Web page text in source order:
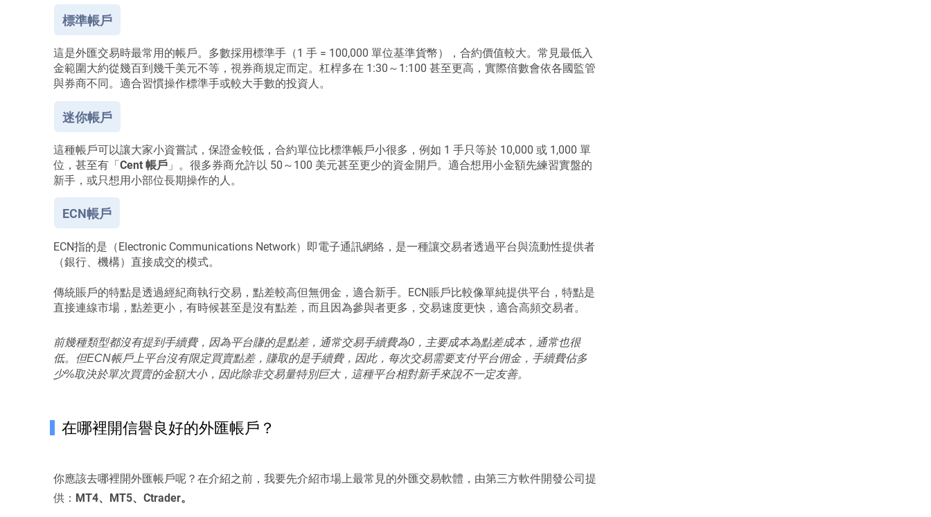
標準帳戶
這是外匯交易時最常用的帳戶。多數採用標準手（1 手 = 100,000 單位基準貨幣），合約價值較大。常見最低入
金範圍大約從幾百到幾千美元不等，視券商規定而定。杠桿多在 1:30～1:100 甚至更高，實際倍數會依各國監管
與券商不同。適合習慣操作標準手或較大手數的投資人。
迷你帳戶
這種帳戶可以讓大家小資嘗試，保證金較低，合約單位比標準帳戶小很多，例如 1 手只等於 10,000 或 1,000 單
位，甚至有「Cent 帳戶 」。很多券商允許以 50～100 美元甚至更少的資金開戶。適合想用小金額先練習實盤的
新手，或只想用小部位長期操作的人。
ECN帳戶
ECN指的是（Electronic Communications Network）即電子通訊網絡，是一種讓交易者透過平台與流動性提供者
（銀行、機構）直接成交的模式。
傳統賬戶的特點是透過經紀商執行交易，點差較高但無佣金，適合新手。ECN賬戶比較像單純提供平台，特點是
直接連線市場，點差更小，有時候甚至是沒有點差，而且因為參與者更多，交易速度更快，適合高頻交易者。
前幾種類型都沒有提到手續費，因為平台賺的是點差，通常交易手續費為0，主要成本為點差成本，通常也很
低。但ECN帳戶上平台沒有限定買賣點差，賺取的是手續費，因此，每次交易需要支付平台佣金，手續費佔多
少%取決於單次買賣的金額大小，因此除非交易量特別巨大，這種平台相對新手來說不一定友善。
在哪裡開信譽良好的外匯帳戶？
你應該去哪裡開外匯帳戶呢？在介紹之前，我要先介紹市場上最常見的外匯交易軟體，由第三方軟件開發公司提
供： MT4、MT5、Ctrader。